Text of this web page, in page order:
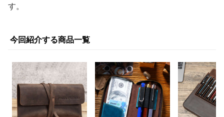
す。
今回紹介する商品一覧